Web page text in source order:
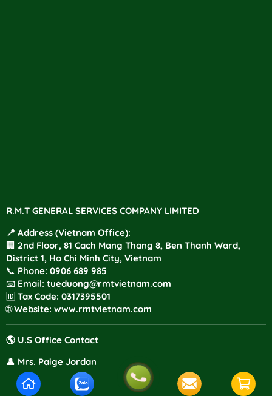
R.M.T GENERAL SERVICES COMPANY LIMITED
📍 Address (Vietnam Office):
🏢 2nd Floor, 81 Cach Mang Thang 8, Ben Thanh Ward,
District 1, Ho Chi Minh City, Vietnam
📞 Phone: 0906 689 985
📧 Email: tueduong@rmtvietnam.com
🆔 Tax Code: 0317395501
🌐Website: www.rmtvietnam.com
🌎 U.S Office Contact
👤 Mrs. Paige Jordan
Mobile:
+1 805 940 5514
📧Email: Paige.jordan@rmtvietnam.com